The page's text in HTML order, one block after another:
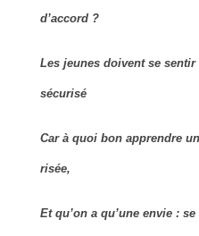
d’accord ?
Les jeunes doivent se
sécurisé
Car à quoi bon apprendre
risée,
Et qu’on a qu’une envie :